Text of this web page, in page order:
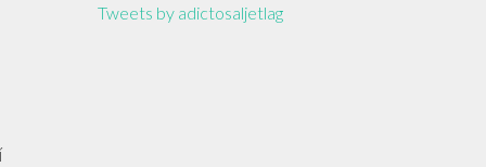
Tweets by adictosaljetlag